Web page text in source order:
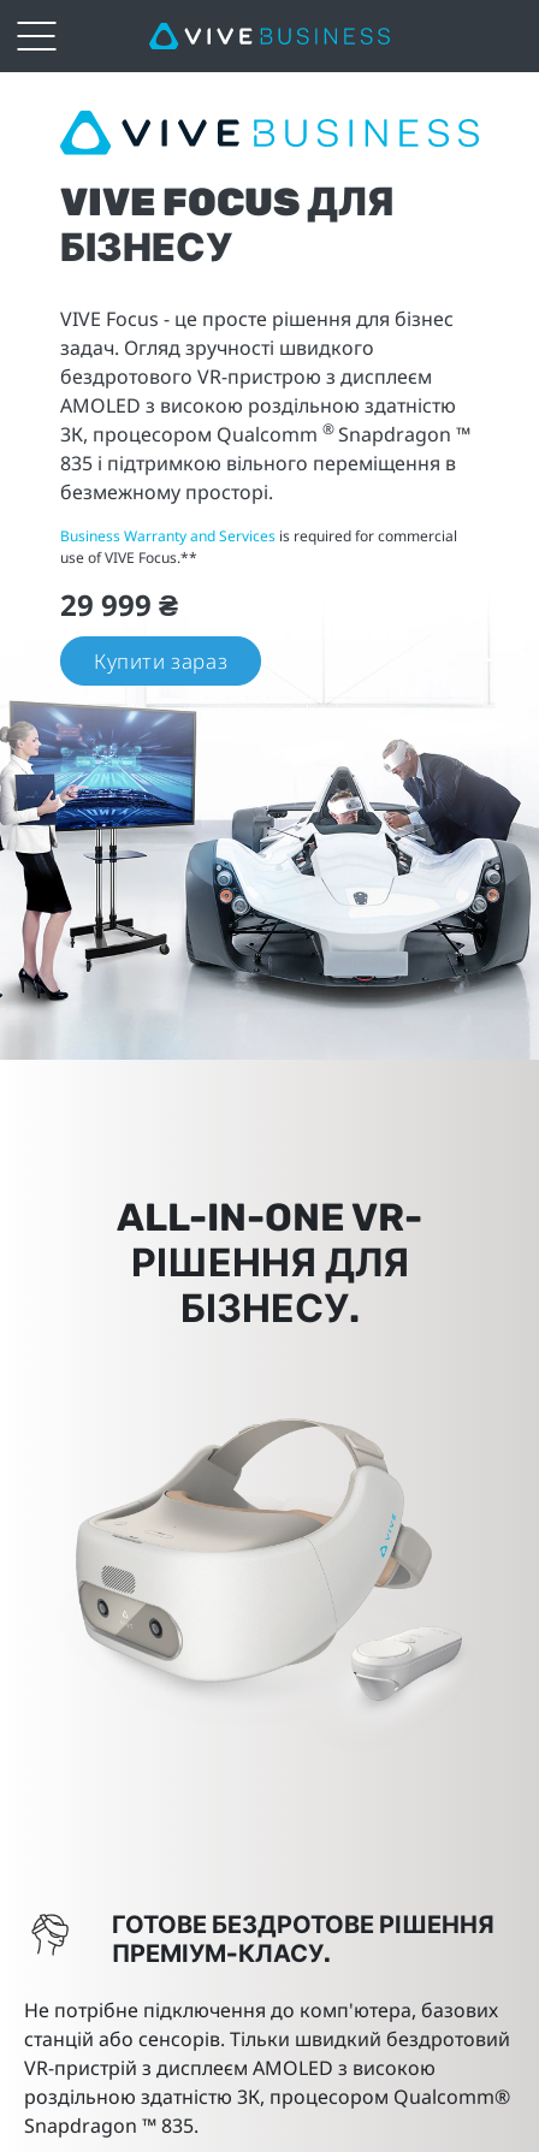
VIVE
Focus
VIVE
Business
Ukraine
VIVE FOCUS ДЛЯ
БІЗНЕСУ
VIVE Focus - це просте рішення для бізнес
задач. Огляд зручності швидкого
бездротового VR-пристрою з дисплеєм
AMOLED з високою роздільною здатністю
3К, процесором Qualcomm ®Snapdragon ™
835 і підтримкою вільного переміщення в
безмежному просторі.
Business Warranty and Services is required for commercial
use of VIVE Focus.**
29 999 ₴
Купити зараз
ALL-IN-ONE VR-
РІШЕННЯ ДЛЯ
БІЗНЕСУ.
ГОТОВЕ БЕЗДРОТОВЕ РІШЕННЯ
ПРЕМІУМ-КЛАСУ.
Не потрібне підключення до комп'ютера, базових
станцій або сенсорів. Тільки швидкий бездротовий
VR-пристрій з дисплеєм AMOLED з високою
роздільною здатністю 3К, процесором Qualcomm®
Snapdragon ™ 835.